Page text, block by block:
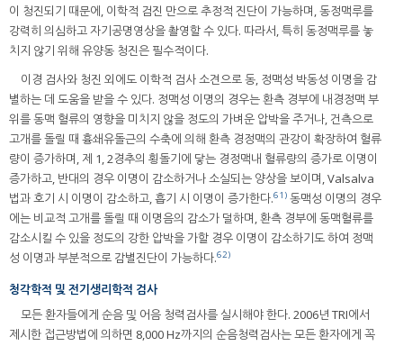
이 청진되기 때문에, 이학적 검진 만으로 추정적 진단이 가능하며, 동정맥루를
강력히 의심하고 자기공명영상을 촬영할 수 있다. 따라서, 특히 동정맥루를 놓
치지 않기 위해 유양동 청진은 필수적이다.
이경 검사와 청진 외에도 이학적 검사 소견으로 동, 정맥성 박동성 이명을 감
별하는 데 도움을 받을 수 있다. 정맥성 이명의 경우는 환측 경부에 내경정맥 부
위를 동맥 혈류의 영향을 미치지 않을 정도의 가벼운 압박을 주거나, 건측으로
고개를 돌릴 때 흉쇄유돌근의 수축에 의해 환측 경정맥의 관강이 확장하여 혈류
량이 증가하며, 제 1, 2경추의 횡돌기에 닿는 경정맥내 혈류량의 증가로 이명이
증가하고, 반대의 경우 이명이 감소하거나 소실되는 양상을 보이며, Valsalva
법과 호기 시 이명이 감소하고, 흡기 시 이명이 증가한다.61) 동맥성 이명의 경우
에는 비교적 고개를 돌릴 때 이명음의 감소가 덜하며, 환측 경부에 동맥혈류를
감소시킬 수 있을 정도의 강한 압박을 가할 경우 이명이 감소하기도 하여 정맥
성 이명과 부분적으로 감별진단이 가능하다.62)
청각학적 및 전기생리학적 검사
모든 환자들에게 순음 및 어음 청력검사를 실시해야 한다. 2006년 TRI에서
제시한 접근방법에 의하면 8,000 Hz까지의 순음청력검사는 모든 환자에게 꼭